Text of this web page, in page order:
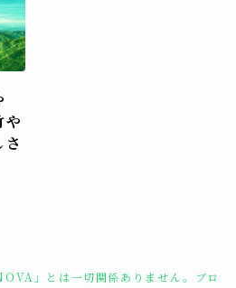
や
」とは一切関係ありません。ブロ